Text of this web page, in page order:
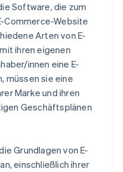
Software, die zum
Commerce-Website
Arten von E-
ihren eigenen
innen eine E-
müssen sie eine
Marke und ihren
Geschäftsplänen
Grundlagen von E-
einschließlich ihrer